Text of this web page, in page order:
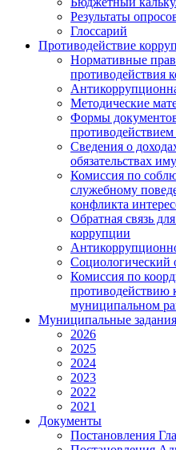
Результаты
Глоссарий
Противодействие
Нормативные
противодействия
Методические
Формы
Сведения о
обязательствах
Комиссия по
служебному
конфликта
Обратная связь
коррупции
Социологический
Комиссия по
противодействию
муниципальном
Муниципальные задания
2026
2025
2024
2023
2022
2021
Документы
Постановления